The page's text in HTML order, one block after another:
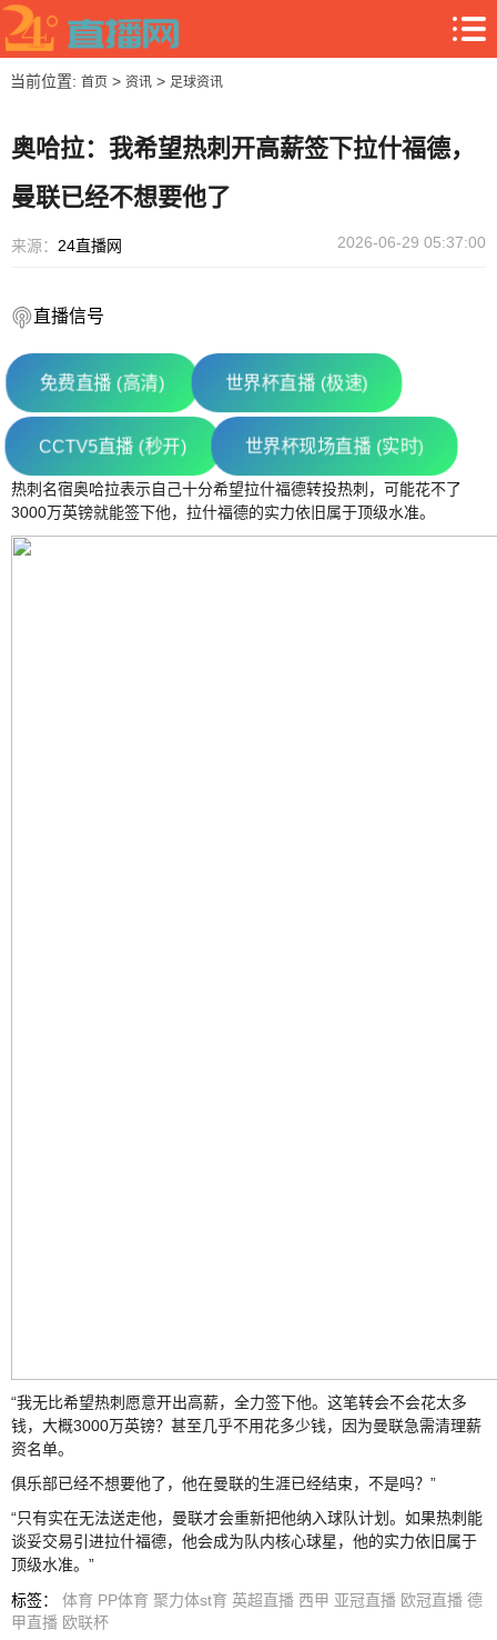
当前位置: 首页> 资讯> 足球资讯
奥哈拉：我希望热刺开高薪签下拉什福德，
曼联已经不想要他了
来源： 24直播网 2026-06-29 05:37:00
直播信号
免费直播 (高清) 世界杯直播 (极速)
CCTV5直播 (秒开) 世界杯现场直播 (实时)
热刺名宿奥哈拉表示自己十分希望拉什福德转投热刺，可能花不了
3000万英镑就能签下他，拉什福德的实力依旧属于顶级水准。
“我无比希望热刺愿意开出高薪，全力签下他。这笔转会不会花太多
钱，大概3000万英镑？甚至几乎不用花多少钱，因为曼联急需清理薪
资名单。
俱乐部已经不想要他了，他在曼联的生涯已经结束，不是吗？”
“只有实在无法送走他，曼联才会重新把他纳入球队计划。如果热刺能
谈妥交易引进拉什福德，他会成为队内核心球星，他的实力依旧属于
顶级水准。”
标签： 体育 PP体育 聚力体st育 英超直播 西甲 亚冠直播 欧冠直播 德
甲直播 欧联杯